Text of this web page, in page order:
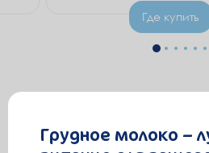
Где купить
Грудное молоко –